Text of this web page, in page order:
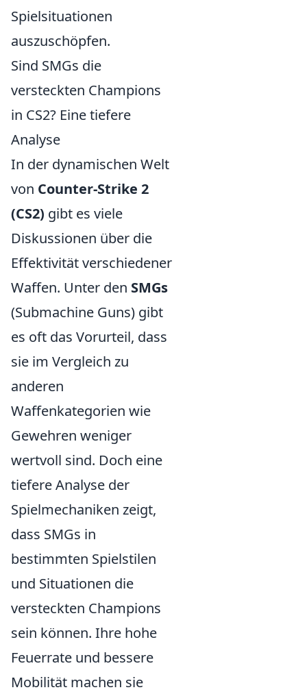
Spielsituationen
auszuschöpfen.
Sind SMGs die
versteckten Champions
in CS2? Eine tiefere
Analyse
In der dynamischen Welt
von Counter-Strike 2
(CS2) gibt es viele
Diskussionen über die
Effektivität verschiedener
Waffen. Unter den SMGs
(Submachine Guns) gibt
es oft das Vorurteil, dass
sie im Vergleich zu
anderen
Waffenkategorien wie
Gewehren weniger
wertvoll sind. Doch eine
tiefere Analyse der
Spielmechaniken zeigt,
dass SMGs in
bestimmten Spielstilen
und Situationen die
versteckten Champions
sein können. Ihre hohe
Feuerrate und bessere
Mobilität machen sie